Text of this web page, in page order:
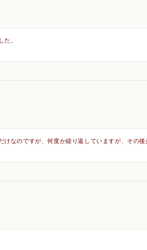
た。
なのですが、何度か繰り返していますが、その